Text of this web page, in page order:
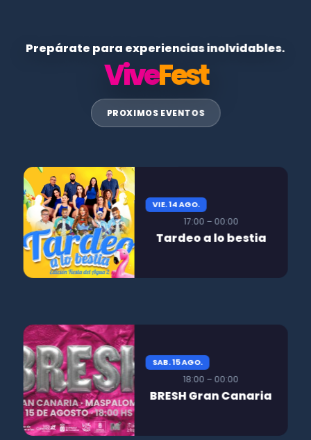
Prepárate para experiencias inolvidables.
ViveFest
PROXIMOS EVENTOS
VIE. 14 AGO.
17:00 – 00:00
Tardeo a lo bestia
SAB. 15 AGO.
18:00 – 00:00
BRESH Gran Canaria